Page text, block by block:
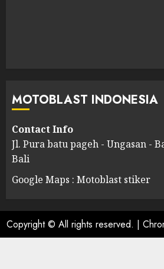
MOTOBLAST INDONESIA
Contact Info
Jl. Pura batu pageh - Ungasan -
Bali
Google Maps : Motoblast stiker
Copyright © All rights reserved. |